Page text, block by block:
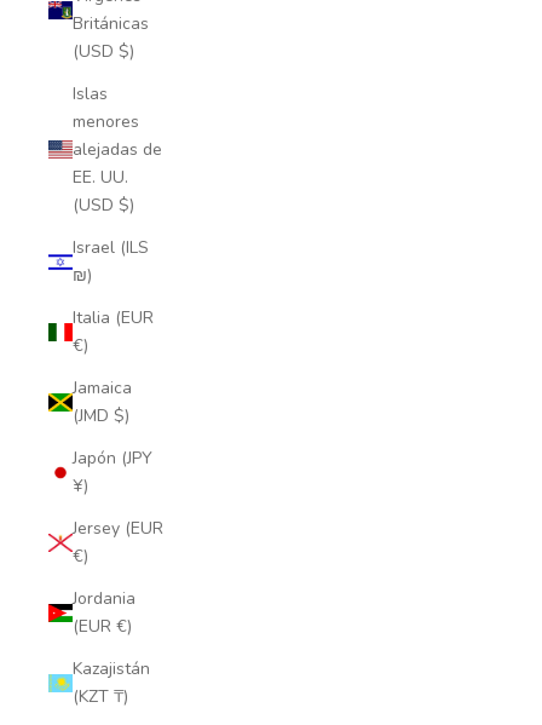
Británicas
(USD $)
Islas
menores
alejadas de
EE. UU.
(USD $)
Israel (ILS
₪)
Italia (EUR
€)
Jamaica
(JMD $)
Japón (JPY
¥)
Jersey (EUR
€)
Jordania
(EUR €)
Kazajistán
(KZT ₸)